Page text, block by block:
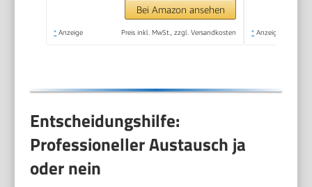
Bei Amazon ansehen
* Anzeige Preis inkl. MwSt., zzgl. Versandkosten * Anzeige
Entscheidungshilfe:
Professioneller Austausch ja
oder nein